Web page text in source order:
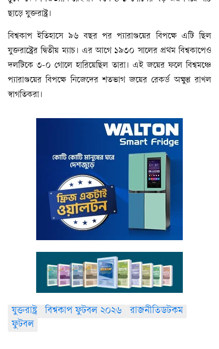
ছাড়ে যুক্তরাষ্ট্র।
বিশ্বকাপ ইতিহাসে ৯৬ বছর পর প্যারাগুয়ের বিপক্ষে এটি ছিল
যুক্তরাষ্ট্রের দ্বিতীয় ম্যাচ। এর আগে ১৯৩০ সালের প্রথম বিশ্বকাপেও
দলটিকে ৩-০ গোলে হারিয়েছিল তারা। এই জয়ের ফলে বিশ্বমঞ্চে
প্যারাগুয়ের বিপক্ষে নিজেদের শতভাগ জয়ের রেকর্ড অক্ষুণ্ণ রাখল
স্বাগতিকরা।
যুক্তরাষ্ট্র বিশ্বকাপ ফুটবল ২০২৬
রাজনীতিডটকম
ফুটবল